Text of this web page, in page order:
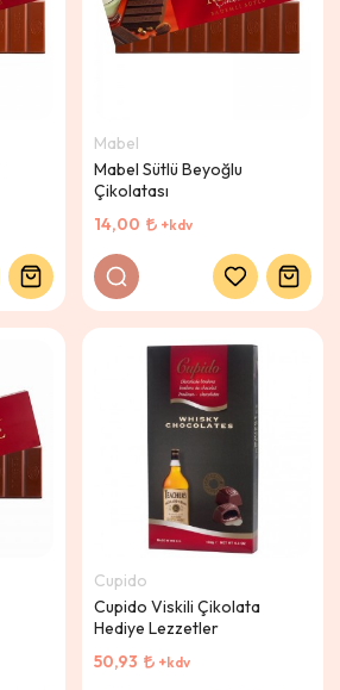
Mabel
Mabel Sütlü Beyoğlu
Çikolatası
14,00
+kdv
Cupido
Cupido Viskili Çikolata
Hediye Lezzetler
50,93
+kdv